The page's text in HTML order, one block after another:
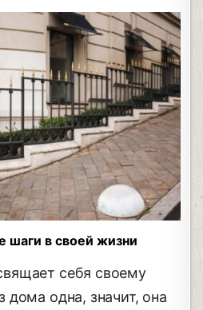
шаги в своей жизни
себя своему
дома одна, значит, она